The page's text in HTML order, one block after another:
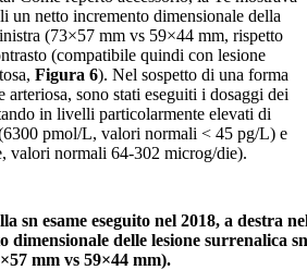
un netto incremento dimensionale della
(73×57 mm vs 59×44 mm, rispetto
(compatibile quindi con lesione
Figura 6). Nel sospetto di una forma
arteriosa, sono stati eseguiti i dosaggi dei
in livelli particolarmente elevati di
pmol/L, valori normali < 45 pg/L) e
valori normali 64-302 microg/die).
sn esame eseguito nel 2018, a destra
dimensionale delle lesione surrenalica sn
mm vs 59×44 mm).